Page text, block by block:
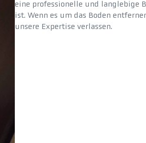
eine professionelle und langlebige
ist. Wenn es um das Boden
unsere Expertise verlassen.